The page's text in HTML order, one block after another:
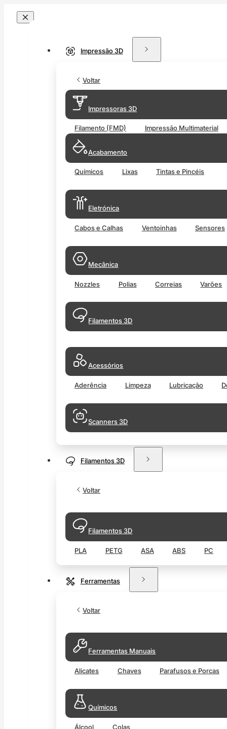
Impressão 3D
Voltar
Impressoras 3D
Filamento (FMD) Impressão Multimaterial
Acabamento
Químicos Lixas Tintas e Pincéis
Eletrónica
Cabos e Calhas Ventoinhas Sensores
Mecânica
Nozzles Polias Correias Varões
Filamentos 3D
Acessórios
Aderência Limpeza Lubricação
Scanners 3D
Filamentos 3D
Voltar
Filamentos 3D
PLA PETG ASA ABS PC
Ferramentas
Voltar
Ferramentas Manuais
Alicates Chaves Parafusos e Porcas
Químicos
Álcool Colas